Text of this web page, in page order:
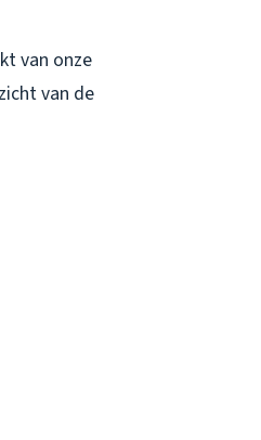
van onze
van de